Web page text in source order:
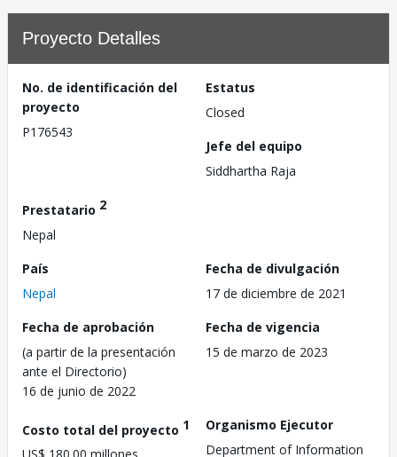
Proyecto Detalles
No. de identificación del
proyecto
P176543
Estatus
Closed
Jefe del equipo
Siddhartha Raja
Prestatario 2
Nepal
País
Nepal
Fecha de divulgación
17 de diciembre de 2021
Fecha de aprobación
(a partir de la presentación
ante el Directorio)
16 de junio de 2022
Fecha de vigencia
15 de marzo de 2023
Costo total del proyecto 1
Organismo Ejecutor
Department of Information